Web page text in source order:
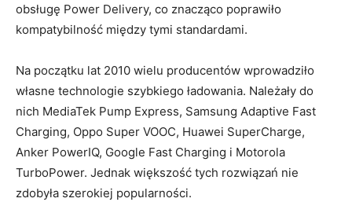
obsługę Power Delivery, co znacząco poprawiło
kompatybilność między tymi standardami.
Na początku lat 2010 wielu producentów wprowadziło
własne technologie szybkiego ładowania. Należały do
nich MediaTek Pump Express, Samsung Adaptive Fast
Charging, Oppo Super VOOC, Huawei SuperCharge,
Anker PowerIQ, Google Fast Charging i Motorola
TurboPower. Jednak większość tych rozwiązań nie
zdobyła szerokiej popularności.